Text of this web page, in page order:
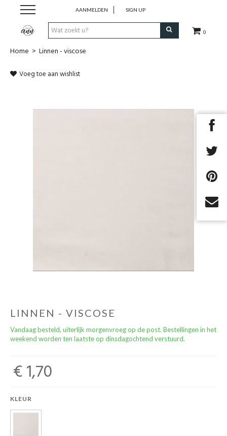
0
AANMELDEN SIGN UP
Stofjes
COUPONS
Home > Linnen - viscose
Voeg toe aan wishlist
LINNEN - VISCOSE
Vandaag besteld, uiterlijk morgenvroeg op de post. Bestellingen in het
weekend worden ten laatste op dinsdagochtend verstuurd.
€ 1,70
KLEUR